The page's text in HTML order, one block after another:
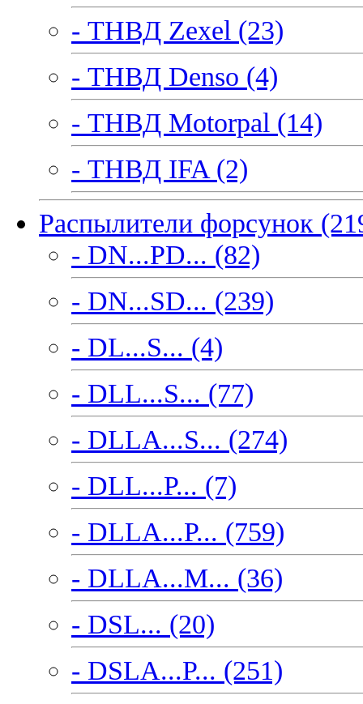
- ТНВД Zexel (23)
- ТНВД Denso (4)
- ТНВД Motorpal (14)
- ТНВД IFA (2)
Распылители форсунок
- DN...PD... (82)
- DN...SD... (239)
- DL...S... (4)
- DLL...S... (77)
- DLLA...S... (274)
- DLL...P... (7)
- DLLA...P... (759)
- DLLA...M... (36)
- DSL... (20)
- DSLA...P... (251)